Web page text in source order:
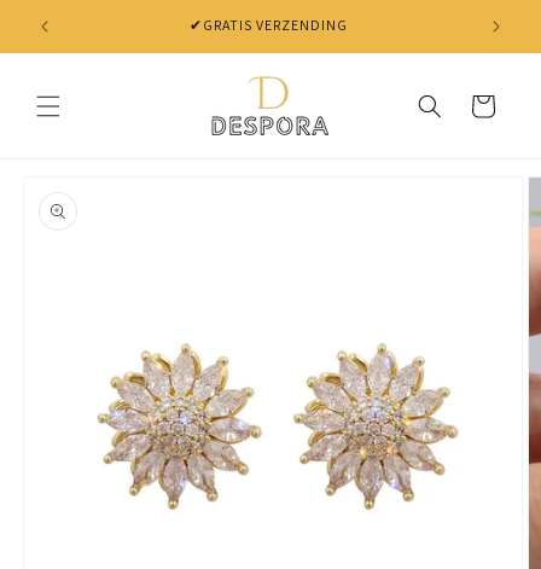
Skip to
content
✔GRATIS VERZENDING
Cart
product
information